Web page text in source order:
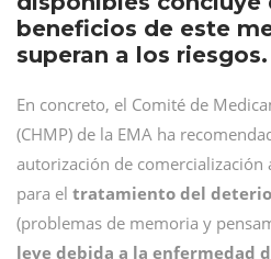
beneficios de este
superan a los riesgos.
En concreto, el Comité de
(CHMP) de la EMA ha
autorización de comercialización
para el tratamiento del
(problemas de memoria y
leve debida a la enfermedad